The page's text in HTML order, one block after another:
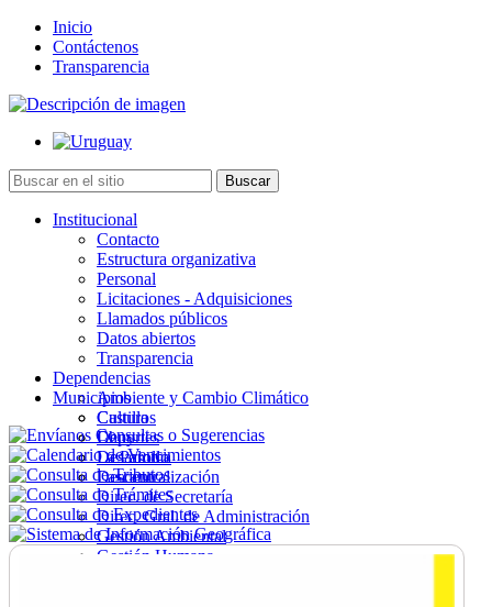
Inicio
Contáctenos
Transparencia
Institucional
Contacto
Estructura organizativa
Personal
Licitaciones - Adquisiciones
Llamados públicos
Datos abiertos
Transparencia
Dependencias
Ambiente y Cambio Climático
Cultura
Deportes
Desarrollo
Descentralización
Direc. de Secretaría
Direc. Gral. de Administración
Gestión Ambiental
Gestión Humana
Municipios
Castillos
Chuy
La Paloma
Lascano